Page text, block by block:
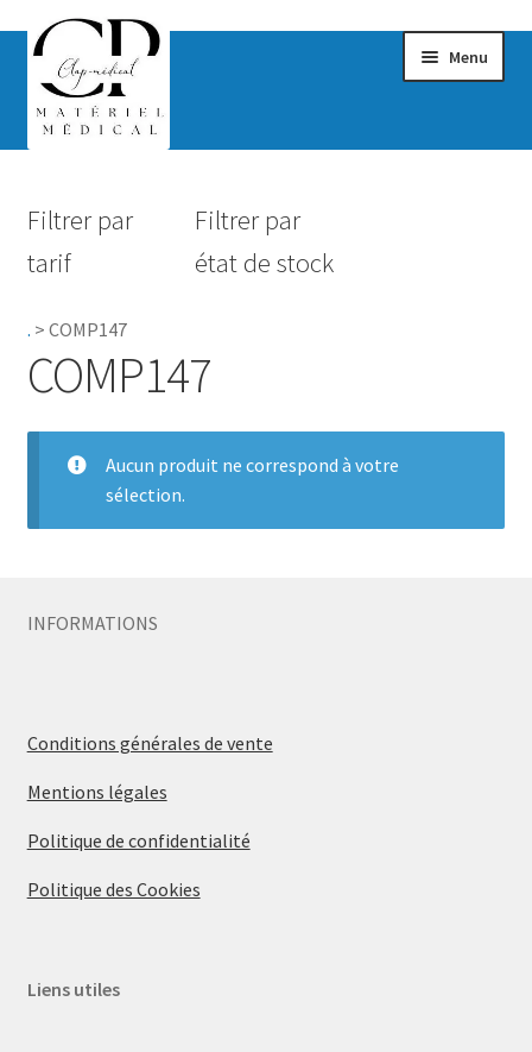
Menu
Hygiène
Accessoires Salle de bain
Pro.
Filtrer par
tarif
Filtrer par
état de stock
. > COMP147
COMP147
Aucun produit ne correspond à votre
sélection.
INFORMATIONS
Conditions générales de vente
Mentions légales
Politique de confidentialité
Politique des Cookies
Liens utiles